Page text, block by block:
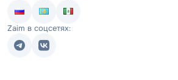
Zaim в соцсетях: